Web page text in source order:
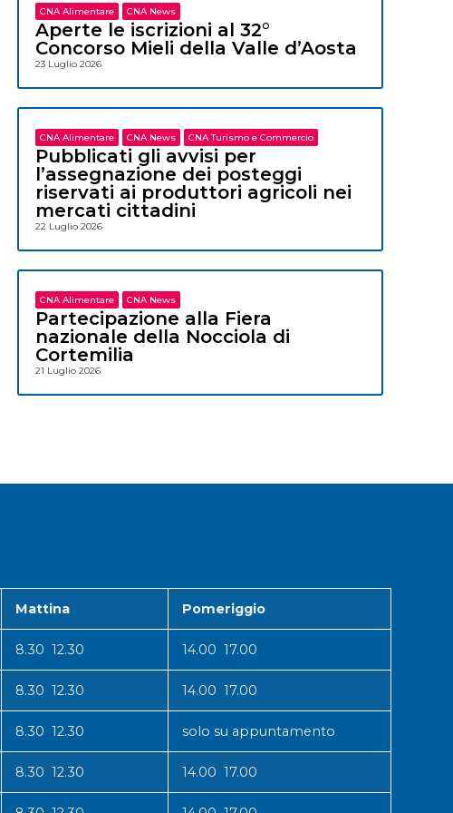
CNA Alimentare CNA News
Aperte le iscrizioni al 32°
Concorso Mieli della Valle d’Aosta
23 Luglio 2026
CNA Alimentare CNA News CNA Turismo e Commercio
Pubblicati gli avvisi per
l’assegnazione dei posteggi
riservati ai produttori agricoli nei
mercati cittadini
22 Luglio 2026
CNA Alimentare CNA News
Partecipazione alla Fiera
nazionale della Nocciola di
Cortemilia
21 Luglio 2026
Mattina Pomeriggio
8.30 12.30 14.00 17.00
8.30 12.30 14.00 17.00
8.30 12.30 solo su appuntamento
8.30 12.30 14.00 17.00